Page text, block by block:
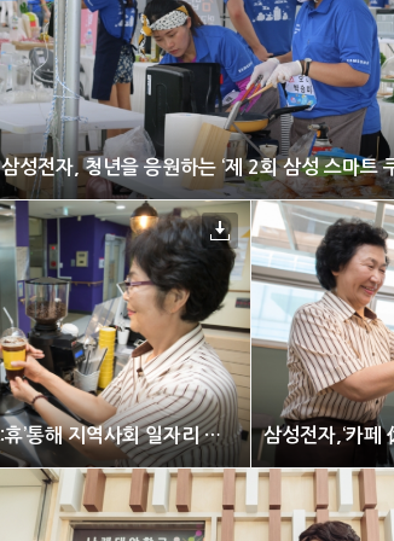
삼성전자,‘카페 休:휴’통해 지역사회 일자리 창출